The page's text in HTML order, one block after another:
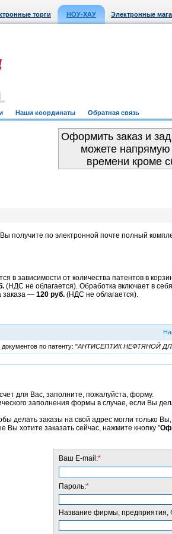
торги НОУ-ХАУ Электронные
Наши координаты Обратная связь
Оформить заказ и
можете напрямую
времени кроме
получите по электронной почте полный
в зависимости от количества патентов в
(НДС не облагается). Обработка включает в
заказа — 120 руб. (НДС не облагается).
по патенту: "АНТИСЕПТИК НЕФТЯНОЙ
для Вас, заполните, пожалуйста, форму.
заполнения формы в случае, если Вы
делать заказы на свой адрес могли только
Вы хотите заказать сейчас, нажмите кнопку "
Ваш E-mail:*
Пароль:*
Название фирмы, предприятия,